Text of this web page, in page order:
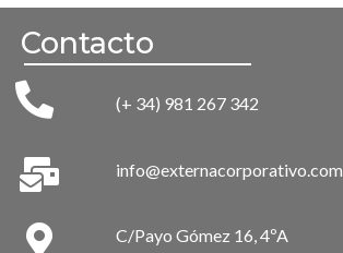
Contacto
(+ 34) 981 267 342
info@externacorporativo.com
C/Payo Gómez 16, 4ºA